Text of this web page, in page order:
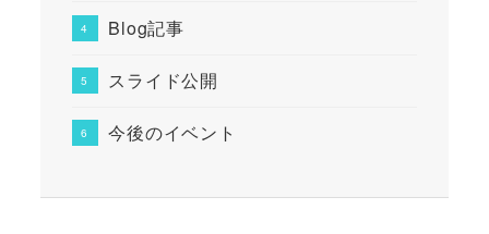
Blog記事
スライド公開
今後のイベント